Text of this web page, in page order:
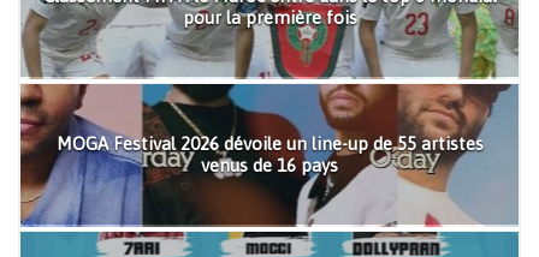
pour la première fois
MOGA Festival 2026 dévoile un line-up de 55 artistes
venus de 16 pays